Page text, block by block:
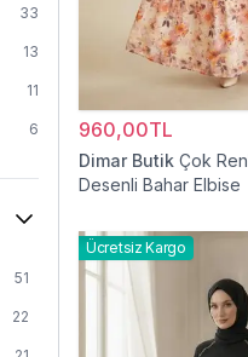
126
33
13
11
6
51
22
960,00TL
Dimar Butik Çok
Desenli Bahar Elbise
Ücretsiz Kargo